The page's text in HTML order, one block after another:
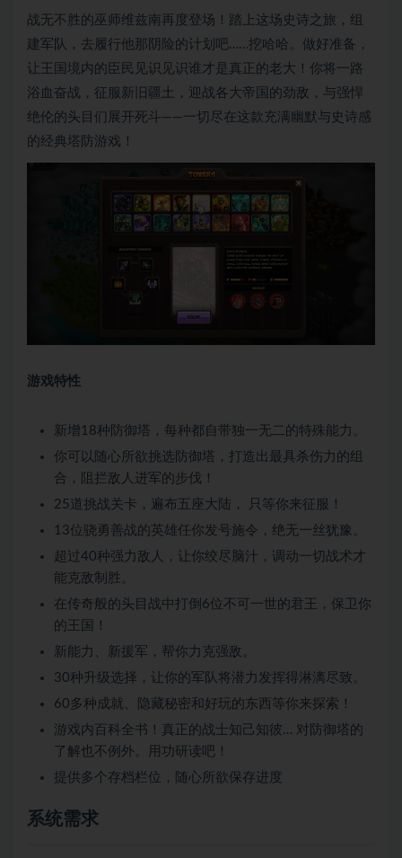
战无不胜的巫师维兹南再度登场！踏上这场史诗之旅，组
建军队，去履行他那阴险的计划吧……挖哈哈。做好准备，
让王国境内的臣民见识见识谁才是真正的老大！你将一路
浴血奋战，征服新旧疆土，迎战各大帝国的劲敌，与强悍
绝伦的头目们展开死斗——一切尽在这款充满幽默与史诗感
的经典塔防游戏！
游戏特性
新增18种防御塔，每种都自带独一无二的特殊能力。
你可以随心所欲挑选防御塔，打造出最具杀伤力的组
合，阻拦敌人进军的步伐！
25道挑战关卡，遍布五座大陆， 只等你来征服！
13位骁勇善战的英雄任你发号施令，绝无一丝犹豫。
超过40种强力敌人，让你绞尽脑汁，调动一切战术才
能克敌制胜。
在传奇般的头目战中打倒6位不可一世的君王，保卫你
的王国！
新能力、新援军，帮你力克强敌。
30种升级选择，让你的军队将潜力发挥得淋漓尽致。
60多种成就、隐藏秘密和好玩的东西等你来探索！
游戏内百科全书！真正的战士知己知彼… 对防御塔的
了解也不例外。用功研读吧！
提供多个存档栏位，随心所欲保存进度
系统需求